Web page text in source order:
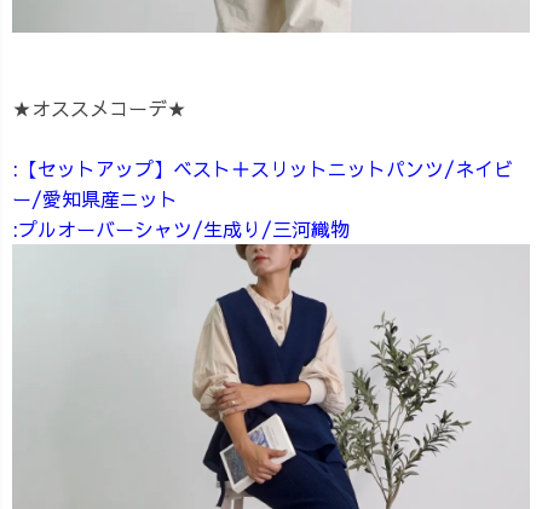
★オススメコーデ★
:【セットアップ】ベスト＋スリットニットパンツ/ネイビ
ー/愛知県産ニット
:プルオーバーシャツ/生成り/三河織物